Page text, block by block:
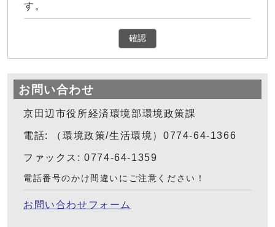
す。
確認
お問い合わせ
京田辺市役所経済環境部環境政策課
電話: （環境政策/生活環境）0774-64-1366
ファックス: 0774-64-1359
電話番号のかけ間違いにご注意ください！
お問い合わせフォーム